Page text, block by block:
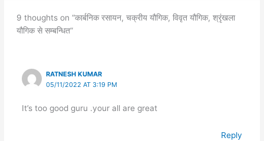
9 thoughts on “कार्बनिक रसायन, चक्रीय यौगिक, विवृत यौगिक, श्रृंखला
यौगिक से सम्बन्धित”
RATNESH KUMAR
05/11/2022 AT 3:19 PM
It’s too good guru .your all are great
Reply